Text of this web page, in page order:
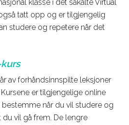
klasse i det såkalte Virtual
tatt opp og er tilgjengelig
studere og repetere når det
av forhåndsinnspilte leksjoner
er tilgjengelige online
når du vil studere og
du vil gå frem. De lengre